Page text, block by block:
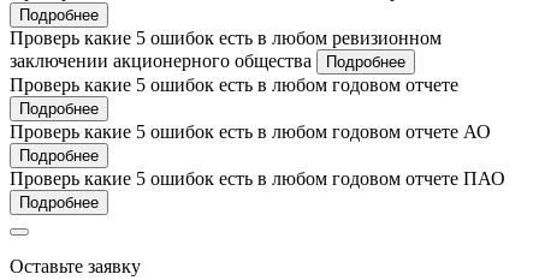
Подробнее
Проверь какие 5 ошибок есть в любом ревизионном
заключении акционерного общества
Подробнее
Проверь какие 5 ошибок есть в любом годовом отчете
Подробнее
Проверь какие 5 ошибок есть в любом годовом отчете АО
Подробнее
Проверь какие 5 ошибок есть в любом годовом отчете ПАО
Подробнее
Оставьте заявку